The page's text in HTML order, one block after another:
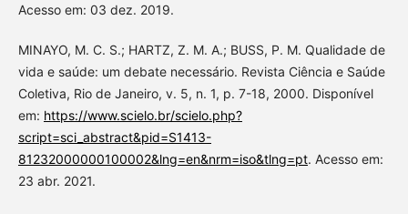
Acesso em: 03 dez. 2019.
MINAYO, M. C. S.; HARTZ, Z. M. A.; BUSS, P. M. Qualidade de
vida e saúde: um debate necessário. Revista Ciência e Saúde
Coletiva, Rio de Janeiro, v. 5, n. 1, p. 7-18, 2000. Disponível
em: https://www.scielo.br/scielo.php?
script=sci_abstract&pid=S1413-
81232000000100002&lng=en&nrm=iso&tlng=pt. Acesso em:
23 abr. 2021.